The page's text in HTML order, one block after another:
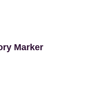
Marker